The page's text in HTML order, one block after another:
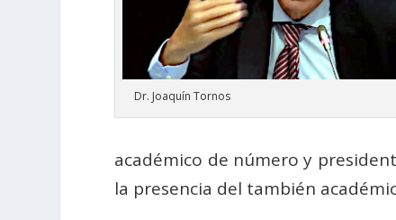
Dr. Joaquín Tornos
académico de número y
la presencia del también